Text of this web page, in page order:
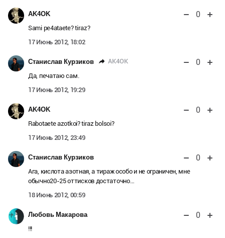
AK4OK 0
Sami pe4ataete? tiraz?
17 Июнь 2012, 18:02
Станислав Курзиков AK4OK 0
Да, печатаю сам.
17 Июнь 2012, 19:29
AK4OK 0
Rabotaete azotkoi? tiraz bolsoi?
17 Июнь 2012, 23:49
Станислав Курзиков 0
Ага, кислота азотная, а тираж особо и не ограничен, мне
обычно20-25 оттисков достаточно…
18 Июнь 2012, 00:59
Любовь Макарова 0
!!!